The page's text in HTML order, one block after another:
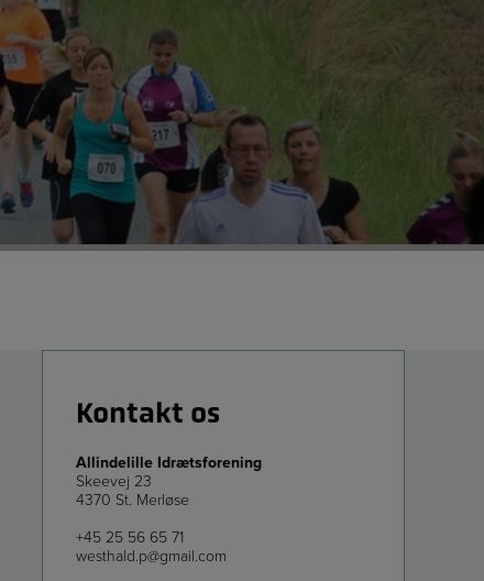
Kontakt os
Allindelille Idrætsforening
Skeevej 23
4370 St. Merløse
+45 25 56 65 71
westhald.p@gmail.com